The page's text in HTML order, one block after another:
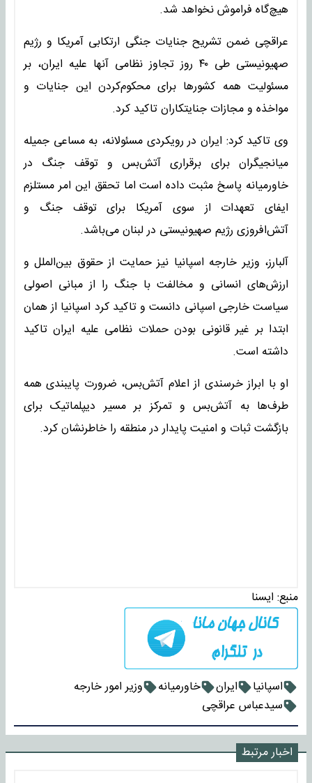
هیچ‌گاه فراموش نخواهد شد.
عراقچی ضمن تشریح جنایات جنگی ارتکابی آمریکا و رژیم
صهیونیستی طی ۴۰ روز تجاوز نظامی آنها علیه ایران، بر
مسئولیت همه کشورها برای محکوم‌کردن این جنایات و
مواخذه و مجازات جنایتکاران تاکید کرد.
وی تاکید کرد: ایران در رویکردی مسئولانه، به مساعی جمیله
میانجیگران برای برقراری آتش‌بس و توقف جنگ در
خاورمیانه پاسخ مثبت داده است اما تحقق این امر مستلزم
ایفای تعهدات از سوی آمریکا برای توقف جنگ و
آتش‌افروزی رژیم صهیونیستی در لبنان می‌باشد.
آلبارز، وزیر خارجه اسپانیا نیز حمایت از حقوق بین‌الملل و
ارزش‌های انسانی و مخالفت با جنگ را از مبانی اصولی
سیاست خارجی اسپانی دانست و تاکید کرد اسپانیا از همان
ابتدا بر غیر قانونی بودن حملات نظامی علیه ایران تاکید
داشته است.
او با ابراز خرسندی از اعلام آتش‌بس، ضرورت پایبندی همه
طرف‌ها به آتش‌بس و تمرکز بر مسیر دیپلماتیک برای
بازگشت ثبات و امنیت پایدار در منطقه را خاطرنشان کرد.
منبع: ايسنا
اسپانیا ایران خاورمیانه
وزیر امور خارجه
سیدعباس عراقچی
اخبار مرتبط